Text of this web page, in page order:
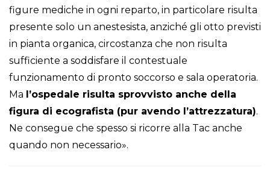
figure mediche in ogni reparto, in particolare risulta
presente solo un anestesista, anziché gli otto previsti
in pianta organica, circostanza che non risulta
sufficiente a soddisfare il contestuale
funzionamento di pronto soccorso e sala operatoria.
Ma l’ospedale risulta sprovvisto anche della
figura di ecografista (pur avendo l’attrezzatura).
Ne consegue che spesso si ricorre alla Tac anche
quando non necessario».